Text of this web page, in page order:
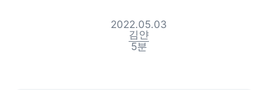
2022.05.03
김얀
5분